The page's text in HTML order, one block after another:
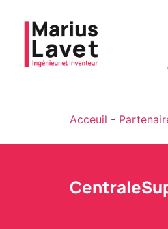
Acceuil -